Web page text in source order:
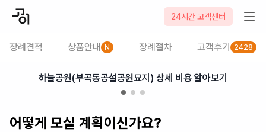
24시간 고객센터
장례견적 상품안내 N 장례절차 고객후기 2428
2026-08-06
하늘공원(부곡동공설공원묘지) 상세 비용 알아보기
어떻게 모실 계획이신가요?